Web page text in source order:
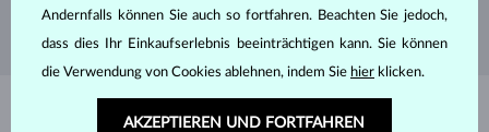
Andernfalls können Sie auch so fortfahren. Beachten Sie jedoch,
dass dies Ihr Einkaufserlebnis beeinträchtigen kann. Sie können
die Verwendung von Cookies ablehnen, indem Sie hier klicken.
AKZEPTIEREN UND FORTFAHREN
SIE BEFINDEN SICH AUF